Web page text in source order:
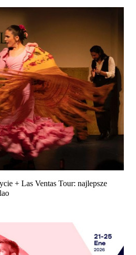
+ Las Ventas Tour: najlepsze